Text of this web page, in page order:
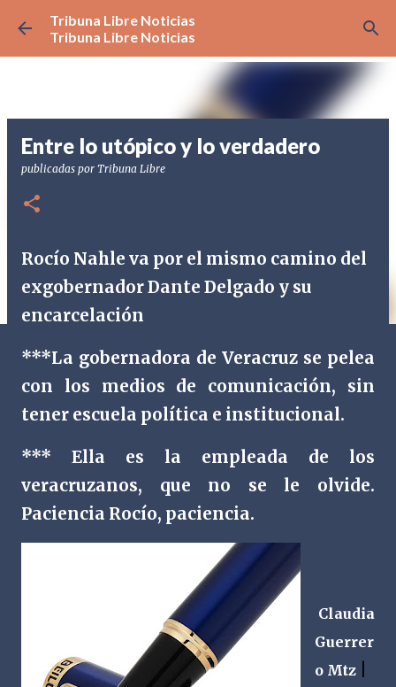
Ir al contenido principal
Tribuna Libre Noticias
Tribuna Libre Noticias
Entre lo utópico y lo verdadero
publicadas por Tribuna Libre
Rocío Nahle va por el mismo camino del
exgobernador Dante Delgado y su
encarcelación
***La gobernadora de Veracruz se pelea
con los medios de comunicación, sin
tener escuela política e institucional.
*** Ella es la empleada de los
veracruzanos, que no se le olvide.
Paciencia Rocío, paciencia.
Claudia
Guerrer
o Mtz